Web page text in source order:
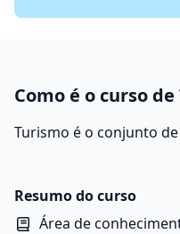
Como é o curso
Turismo é o conjunto
consecutivo inferior a
negócios ou outros
Resumo do curso
Área de